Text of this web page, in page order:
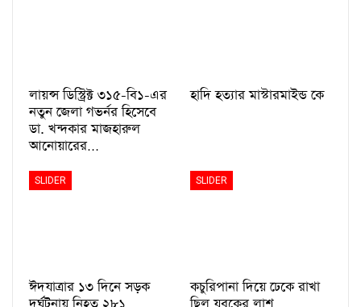
লায়ন্স ডিস্ট্রিক্ট ৩১৫-বি১-এর
নতুন জেলা গভর্নর হিসেবে
ডা. খন্দকার মাজহারুল
আনোয়ারের…
হাদি হত্যার মাস্টারমাইন্ড কে
SLIDER
ঈদযাত্রার ১৩ দিনে সড়ক
SLIDER
কচুরিপানা দিয়ে ঢেকে রাখা